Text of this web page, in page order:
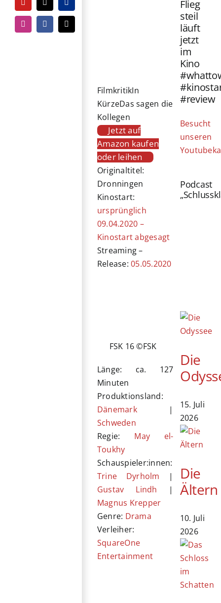
YouTubeTiktokPayPal
InstagramFacebook
E-
Mail
FilmkritikIn
KürzeDas sagen die
Kollegen
Jetzt auf
Amazon kaufen
oder leihen
Originaltitel:
Dronningen
Kinostart:
ursprünglich
09.04.2020 –
Kinostart abgesagt
Streaming –
Release:05.05.2020
FSK 16 ©FSK
Länge: ca. 127
Minuten
Produktionsland:
Dänemark|
Schweden
Regie: May el-
Toukhy
Schauspieler:innen:
Trine Dyrholm |
Gustav Lindh |
Magnus Krepper
Genre: Drama
Verleiher:
SquareOne
Entertainment
Flieg
steil
läuft
jetzt
im
Kino
#review
Besucht
unseren
Podcast
Die
15. Juli
2026
Die
Ältern
10. Juli
2026